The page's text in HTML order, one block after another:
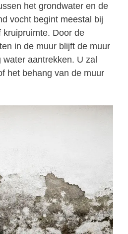
het grondwater en de
vocht begint meestal bij
Door de
in de muur blijft de muur
water aantrekken. U zal
het behang van de muur